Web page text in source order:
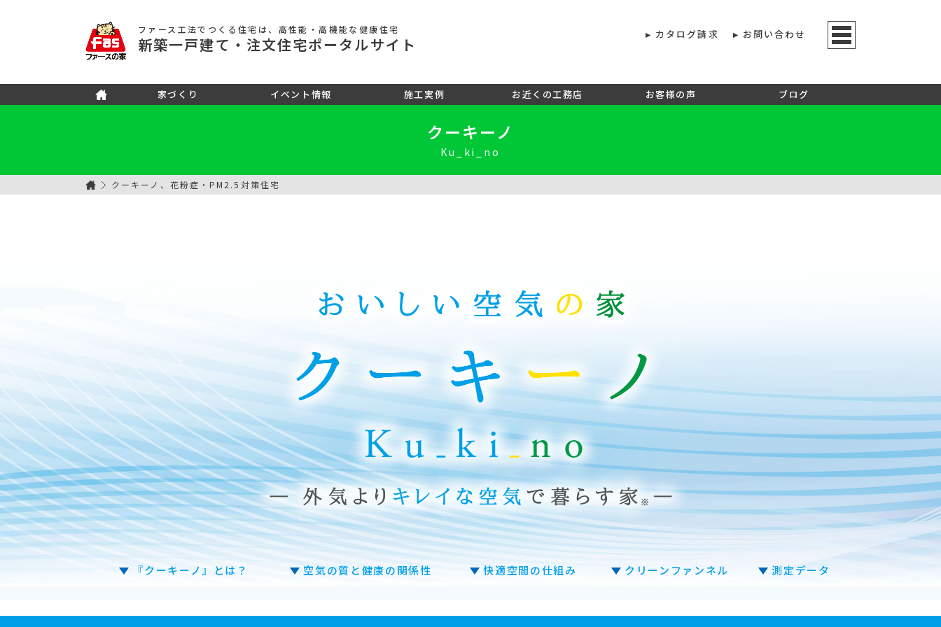
ファース工法でつくる住宅 は、高性能・高機能な健康住宅
新築一戸建て ・注文住宅ポータルサイト
カタログ請求 お問い合わせ
家づくり イベント情報 施工実例 お近くの工務店 お客様の声 ブログ
クーキーノ
Ku_ki_no
クーキーノ、花粉症・PM2.5対策住宅
『クーキーノ』とは？ 空気の質と健康の関係性 快適空間の仕組み クリーンファンネル 測定データ